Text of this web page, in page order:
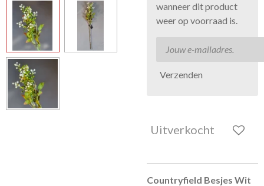
wanneer dit product
weer op voorraad is.
Verzenden
Uitverkocht
Countryfield Besjes Wit